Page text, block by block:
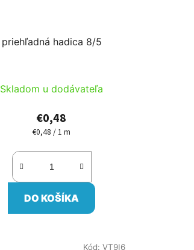
priehľadná hadica 8/5
Skladom u dodávateľa
€0,48
Jednotková
€0,48 / 1 m
DO KOŠÍKA
Kód: VT9I6